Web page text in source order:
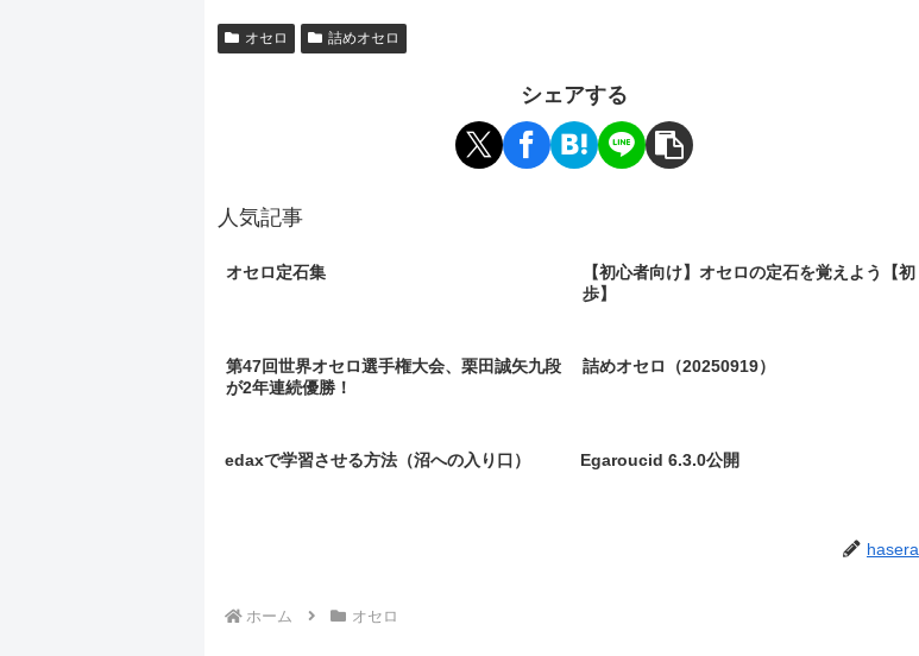
オセロ 詰めオセロ
シェアする
人気記事
オセロ定石集
【初心者向け】オセロの定石を覚えよう【初
歩】
第47回世界オセロ選手権大会、栗田誠矢九段
が2年連続優勝！
詰めオセロ（20250919）
edaxで学習させる方法（沼への入り口） Egaroucid 6.3.0公開
hasera
ホーム オセロ